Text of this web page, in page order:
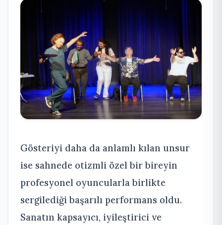
Gösteriyi daha da anlamlı kılan unsur
ise sahnede otizmli özel bir bireyin
profesyonel oyuncularla birlikte
sergilediği başarılı performans oldu.
Sanatın kapsayıcı, iyileştirici ve